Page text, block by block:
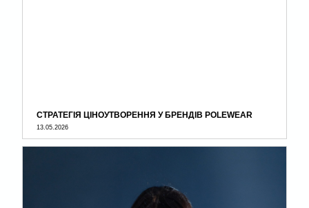
СТРАТЕГІЯ ЦІНОУТВОРЕННЯ У БРЕНДІВ POLEWEAR
13.05.2026